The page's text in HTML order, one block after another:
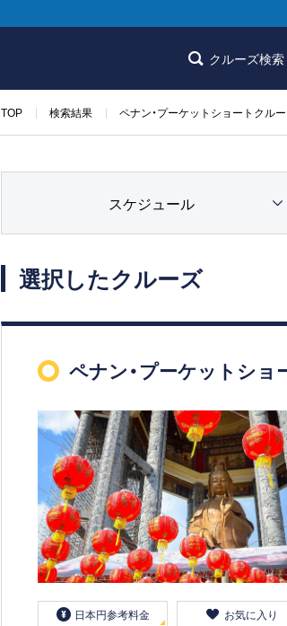
クルーズ検索
TOP 検索結果 ペナン・プーケットショートクル
スケジュール
選択したクルーズ
ペナン・プーケットシ
日本円参考料金
お気に入り